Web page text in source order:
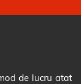
de lucru atat